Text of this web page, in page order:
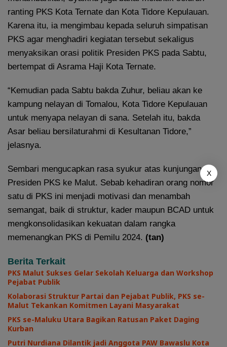
ranting PKS Kota Ternate dan Kota Tidore Kepulauan.
Karena itu, ia mengimbau kepada seluruh simpatisan
PKS agar menghadiri kegiatan tersebut sekaligus
menyaksikan orasi politik Presiden PKS pada Sabtu,
bertempat di Asrama Haji Kota Ternate.
“Kemudian pada Sabtu bakda Zuhur, beliau akan ke
kampung nelayan di Tomalou, Kota Tidore Kepulauan
untuk menyapa nelayan di sana. Setelah itu, bakda
Asar beliau bersilaturahmi di Kesultanan Tidore,”
jelasnya.
Sembari mengucapkan rasa syukur atas kunjungan
Presiden PKS ke Malut. Sebab kehadiran orang nomor
satu di PKS ini menjadi motivasi dan menambah
semangat, baik di struktur, kader maupun BCAD untuk
mengkonsolidasikan kekuatan dalam rangka
memenangkan PKS di Pemilu 2024. (tan)
Berita Terkait
PKS Malut Sukses Gelar Sekolah Keluarga dan Workshop
Pejabat Publik
Kolaborasi Struktur Partai dan Pejabat Publik, PKS se-
Malut Tekankan Komitmen Layani Masyarakat
PKS se-Maluku Utara Bagikan Ratusan Paket Daging
Kurban
Putri Nurdiana Dilantik jadi Anggota PAW Bawaslu Kota
X